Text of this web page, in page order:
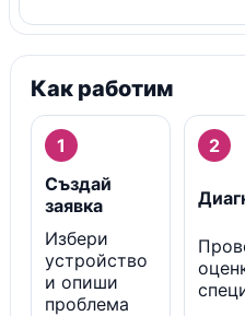
Как работим
1
Създай
заявка
Избери
устройство
и опиши
проблема
2